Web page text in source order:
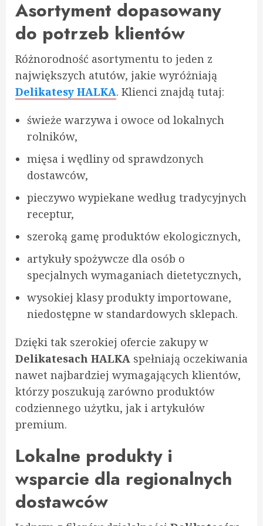
Asortyment dopasowany
do potrzeb klientów
Różnorodność asortymentu to jeden z
największych atutów, jakie wyróżniają
Delikatesy HALKA. Klienci znajdą tutaj:
świeże warzywa i owoce od lokalnych
rolników,
mięsa i wędliny od sprawdzonych
dostawców,
pieczywo wypiekane według tradycyjnych
receptur,
szeroką gamę produktów ekologicznych,
artykuły spożywcze dla osób o
specjalnych wymaganiach dietetycznych,
wysokiej klasy produkty importowane,
niedostępne w standardowych sklepach.
Dzięki tak szerokiej ofercie zakupy w
Delikatesach HALKA spełniają oczekiwania
nawet najbardziej wymagających klientów,
którzy poszukują zarówno produktów
codziennego użytku, jak i artykułów
premium.
Lokalne produkty i
wsparcie dla regionalnych
dostawców